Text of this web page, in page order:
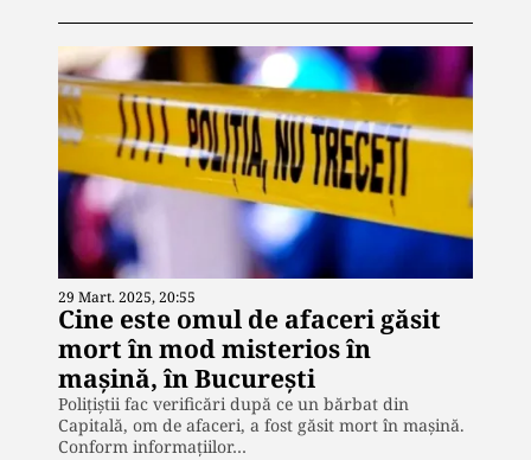
29 Mart. 2025, 20:55
Cine este omul de afaceri găsit
mort în mod misterios în
mașină, în București
Polițiștii fac verificări după ce un bărbat din
Capitală, om de afaceri, a fost găsit mort în mașină.
Conform informațiilor…